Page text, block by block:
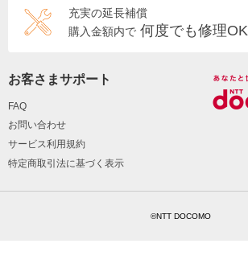
充実の延長補償
購入金額内で 何度でも修理OK
お客さまサポート
FAQ
お問い合わせ
サービス利用規約
特定商取引法に基づく表示
©NTT DOCOMO